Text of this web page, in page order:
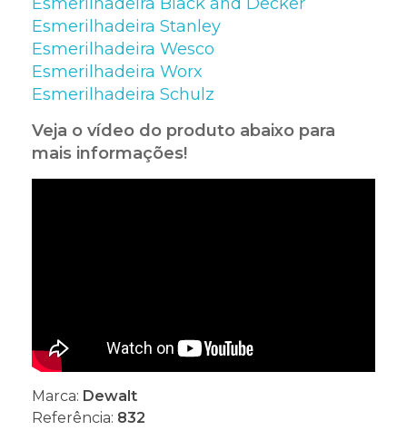
Esmerilhadeira Stanley
Esmerilhadeira Wesco
Esmerilhadeira Worx
Esmerilhadeira Schulz
Veja o vídeo do produto abaixo para
mais informações!
Marca: Dewalt
Referência: 832